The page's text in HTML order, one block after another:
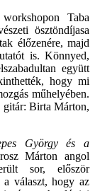
Taba
ösztöndíjasa
élőzenére, majd
is. Könnyed,
együtt
hogy mi
műhelyében.
gitár: Birta Márton,
György és a
Márton angol
sor, először
a választ, hogy az